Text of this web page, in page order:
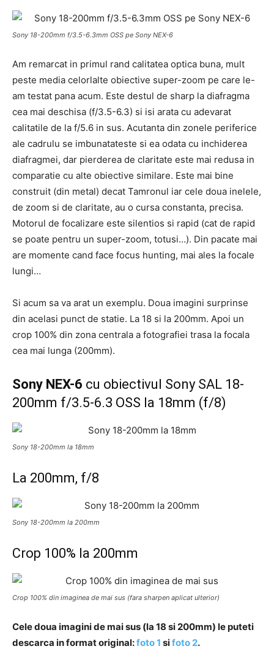
Sony 18-200mm f/3.5-6.3mm OSS pe Sony NEX-6
Am remarcat in primul rand calitatea optica buna, mult
peste media celorlalte obiective super-zoom pe care le-
am testat pana acum. Este destul de sharp la diafragma
cea mai deschisa (f/3.5-6.3) si isi arata cu adevarat
calitatile de la f/5.6 in sus. Acutanta din zonele periferice
ale cadrulu se imbunatateste si ea odata cu inchiderea
diafragmei, dar pierderea de claritate este mai redusa in
comparatie cu alte obiective similare. Este mai bine
construit (din metal) decat Tamronul iar cele doua inelele,
de zoom si de claritate, au o cursa constanta, precisa.
Motorul de focalizare este silentios si rapid (cat de rapid
se poate pentru un super-zoom, totusi…). Din pacate mai
are momente cand face focus hunting, mai ales la focale
lungi…
Si acum sa va arat un exemplu. Doua imagini surprinse
din acelasi punct de statie. La 18 si la 200mm. Apoi un
crop 100% din zona centrala a fotografiei trasa la focala
cea mai lunga (200mm).
Sony NEX-6 cu obiectivul Sony SAL 18-
200mm f/3.5-6.3 OSS la 18mm (f/8)
Sony 18-200mm la 18mm
La 200mm, f/8
Sony 18-200mm la 200mm
Crop 100% la 200mm
Crop 100% din imaginea de mai sus (fara sharpen aplicat ulterior)
Cele doua imagini de mai sus (la 18 si 200mm) le puteti
descarca in format original:foto 1 sifoto 2.